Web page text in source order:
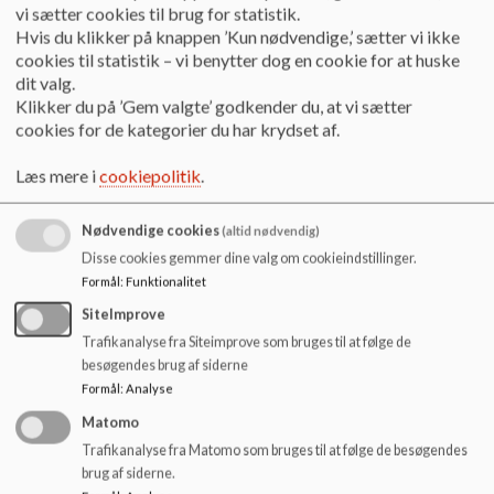
sammenhængende overgang fra dagtilbud til skole. Det giver
børnene mulighed for at få nye relationer til andre børn inden
skolestart. Skolens og SFO’ens kendskab til børnegruppen
forud for skolestart skaber også et godt fundament for
klassedannelsen.
Målet med tidlig SFO er, at børnene kommer til at opleve en
mere tryg, naturlig og blid overgang mellem daginstitution og
skole, og ligger som en del af det tætte samarbejde mellem
Det er en stor oplevelse for børnene og forældre at skulle
starte skole og skulle forholde sig til de krav, der stilles til
såvel børn som forældre.
I spireperioden vil der primært være fokus på 3 områder:
·Skabe tryghed hos børnene
Skabe kendskab til skolens rutiner
vi sætter cookies til brug for statistik.
Hvis du klikker på knappen ’Kun nødvendige,’ sætter vi ikke
cookies til statistik – vi benytter dog en cookie for at huske
dit valg.
Klikker du på ’Gem valgte’ godkender du, at vi sætter
cookies for de kategorier du har krydset af.
Læs mere icookiepolitik.
Nødvendige cookies(altid nødvendig)
Disse cookies gemmer dine valg om cookieindstillinger.
Formål: Funktionalitet
SiteImprove
Trafikanalyse fra Siteimprove som bruges til at følge de
besøgendes brug af siderne
Formål : Analyse
Matomo
Trafikanalyse fra Matomo som bruges til at følge de besøgendes
brug af siderne.